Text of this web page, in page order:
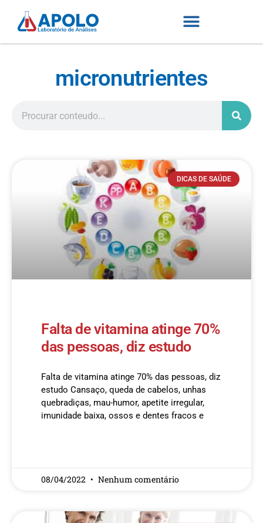
micronutrientes
DICAS DE SAÚDE
Falta de vitamina atinge 70%
das pessoas, diz estudo
Falta de vitamina atinge 70% das pessoas, diz
estudo Cansaço, queda de cabelos, unhas
quebradiças, mau-humor, apetite irregular,
imunidade baixa, ossos e dentes fracos e
08/04/2022 Nenhum comentário